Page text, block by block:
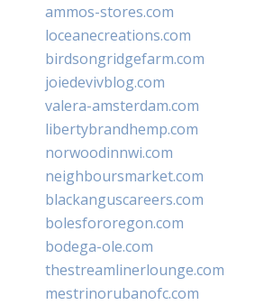
ammos-stores.com
loceanecreations.com
birdsongridgefarm.com
joiedevivblog.com
valera-amsterdam.com
libertybrandhemp.com
norwoodinnwi.com
neighboursmarket.com
blackanguscareers.com
bolesfororegon.com
bodega-ole.com
thestreamlinerlounge.com
mestrinorubanofc.com